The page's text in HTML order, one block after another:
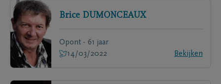
Brice DUMONCEAUX
Opont - 61 jaar
14/03/2022
Bekijken